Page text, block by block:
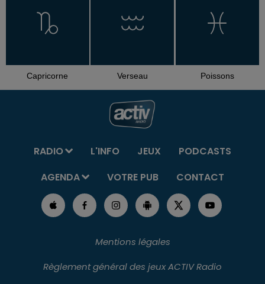
Capricorne Verseau Poissons
RADIO L'INFO JEUX
PODCASTS
AGENDA
VOTRE PUB CONTACT
Mentions légales
Règlement général des jeux ACTIV Radio